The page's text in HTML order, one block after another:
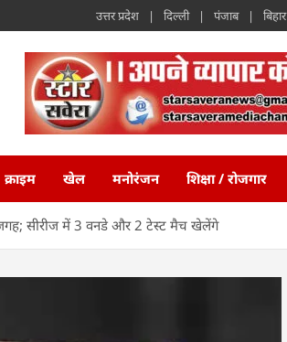
उत्तर प्रदेश दिल्ली पंजाब बिहार
क्राइम खेल मनोरंजन शिक्षा / रोजगार
जगह; सीरीज में 3 वनडे और 2 टेस्ट मैच खेलेंगे